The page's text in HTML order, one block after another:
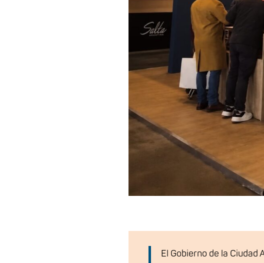
El Gobierno de la